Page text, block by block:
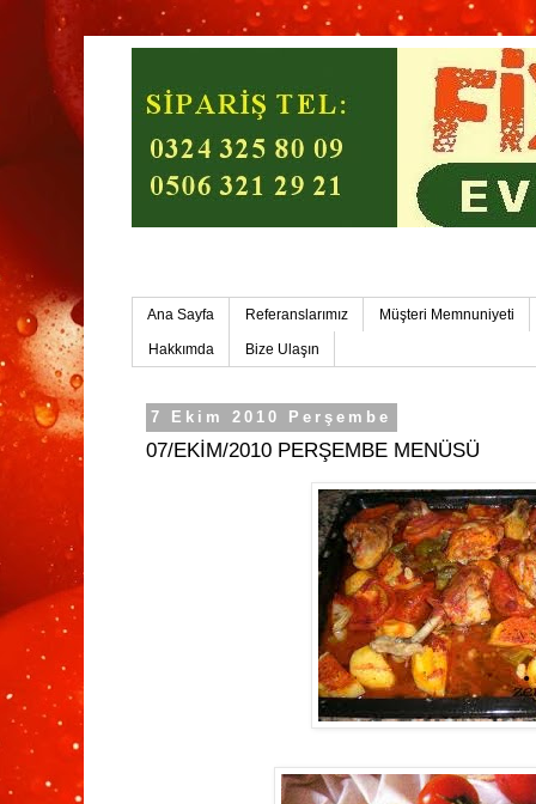
Ana Sayfa Referanslarımız Müşteri Memnuniyeti
Hakkımda Bize Ulaşın
7 Ekim 2010 Perşembe
07/EKİM/2010 PERŞEMBE MENÜSÜ